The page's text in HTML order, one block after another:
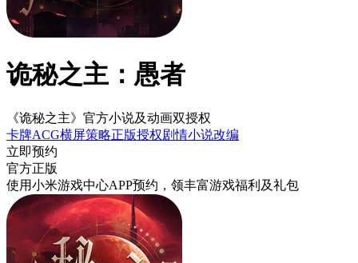
诡秘之主：愚者
《诡秘之主》官方小说及动画双授权
卡牌ACG横屏策略正版授权剧情小说改编
立即预约
官方正版
使用小米游戏中心APP预约 ，领丰富游戏福利 及礼包